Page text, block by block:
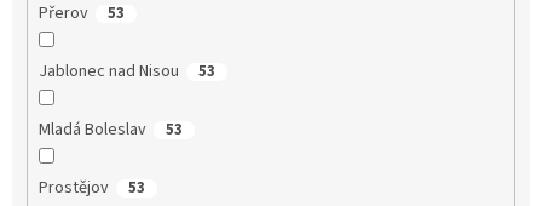
Přerov 53
Jablonec nad Nisou 53
Mladá Boleslav 53
Prostějov 53